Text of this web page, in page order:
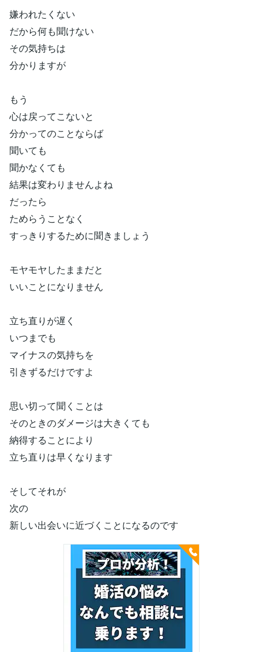
嫌われたくない
だから何も聞けない
その気持ちは
分かりますが
もう
心は戻ってこないと
分かってのことならば
聞いても
聞かなくても
結果は変わりませんよね
だったら
ためらうことなく
すっきりするために聞きましょう
モヤモヤしたままだと
いいことになりません
立ち直りが遅く
いつまでも
マイナスの気持ちを
引きずるだけですよ
思い切って聞くことは
そのときのダメージは大きくても
納得することにより
立ち直りは早くなります
そしてそれが
次の
新しい出会いに近づくことになるのです